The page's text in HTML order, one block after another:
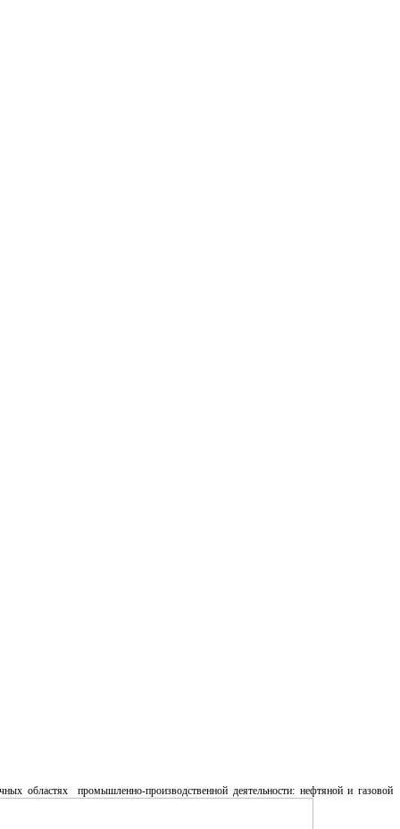
областях промышленно-производственной деятельности: нефтяной и газовой